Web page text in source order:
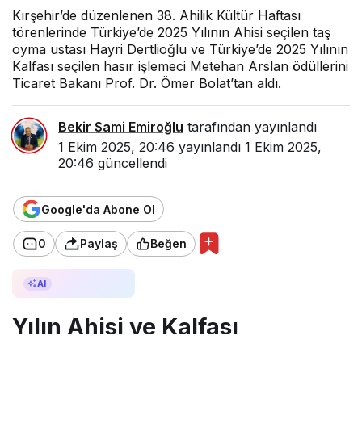
Kırşehir’de düzenlenen 38. Ahilik Kültür Haftası
törenlerinde Türkiye’de 2025 Yılının Ahisi seçilen taş
oyma ustası Hayri Dertlioğlu ve Türkiye’de 2025 Yılının
Kalfası seçilen hasır işlemeci Metehan Arslan ödüllerini
Ticaret Bakanı Prof. Dr. Ömer Bolat’tan aldı.
Bekir Sami Emiroğlu tarafından yayınlandı
1 Ekim 2025, 20:46 yayınlandı 1 Ekim 2025,
20:46 güncellendi
Google'da Abone Ol
0 Paylaş Beğen
AI
Yılın Ahisi ve Kalfası